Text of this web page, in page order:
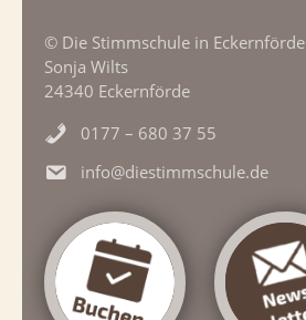
© Die Stimmschule in Eckernförde
Sonja Wilts
24340 Eckernförde
0177 – 680 37 55
info@diestimmschule.de